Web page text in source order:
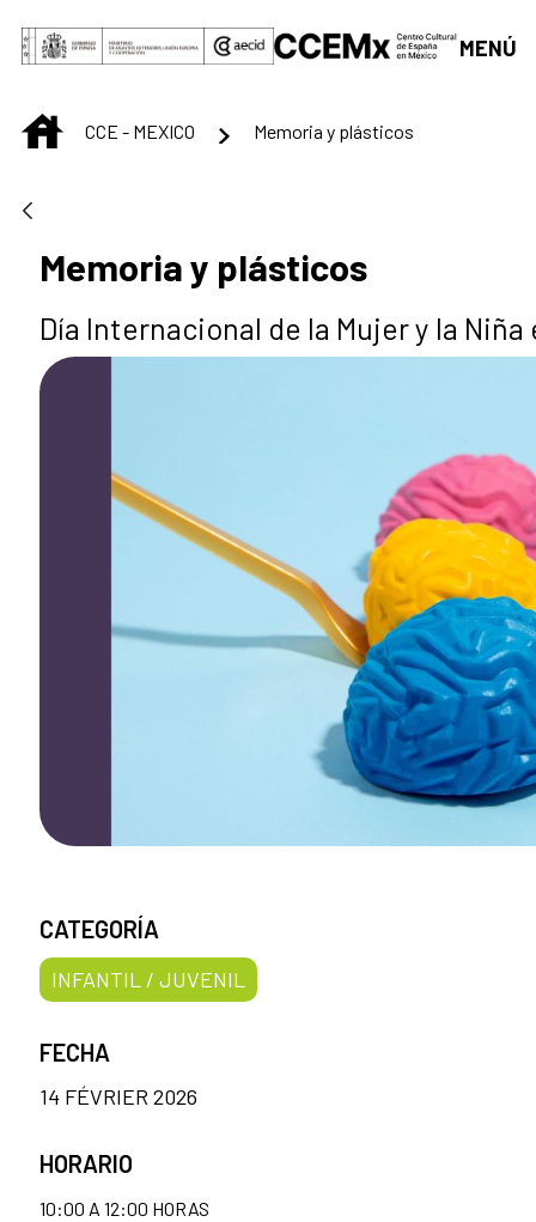
Saut au contenu principal
MENÚ
INICIOCCE - MEXICO Memoria y plásticos
Memoria y plásticos
Día Internacional de la Mujer y la Niña
CATEGORÍA
INFANTIL / JUVENIL
FECHA
14 FÉVRIER 2026
HORARIO
10:00 A 12:00 HORAS